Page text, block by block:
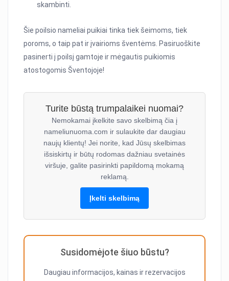
skambinti.
Šie poilsio nameliai puikiai tinka tiek šeimoms, tiek
poroms, o taip pat ir įvairioms šventėms. Pasiruoškite
pasinerti į poilsį gamtoje ir mėgautis puikiomis
atostogomis Šventojoje!
Turite būstą trumpalaikei nuomai?
Nemokamai įkelkite savo skelbimą čia į
nameliunuoma.com ir sulaukite dar daugiau
naujų klientų! Jei norite, kad Jūsų skelbimas
išsiskirtų ir būtų rodomas dažniau svetainės
viršuje, galite pasirinkti papildomą mokamą
reklamą.
Įkelti skelbimą
Susidomėjote šiuo būstu?
Daugiau informacijos, kainas ir rezervacijos